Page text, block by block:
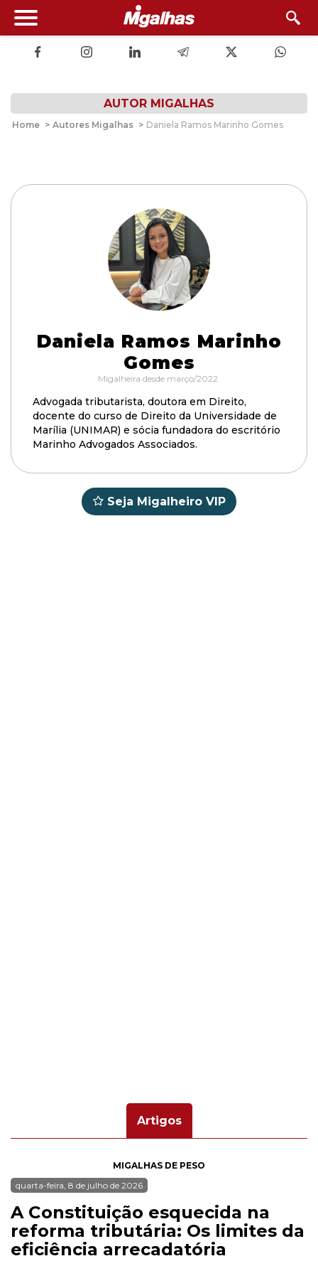
AUTOR MIGALHAS
Home > Autores Migalhas > Daniela Ramos Marinho Gomes
Daniela Ramos Marinho
Gomes
Migalheira desde março/2022.
Advogada tributarista, doutora em Direito,
docente do curso de Direito da Universidade de
Marília (UNIMAR) e sócia fundadora do escritório
Marinho Advogados Associados.
Seja Migalheiro VIP
Artigos
MIGALHAS DE PESO
quarta-feira, 8 de julho de 2026
A Constituição esquecida na
reforma tributária: Os limites da
eficiência arrecadatória